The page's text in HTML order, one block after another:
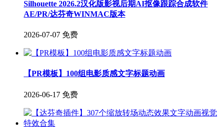
Silhouette 2026.2汉化版影视后期AI抠像跟踪合成软件
AE/PR/达芬奇WINMAC版本
2026-07-07 免费
【PR模板】100组电影质感文字标题动画
2026-06-17 免费